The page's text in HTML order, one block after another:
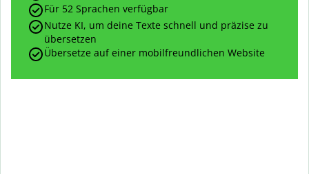
Für 52 Sprachen verfügbar
Nutze KI, um deine Texte schnell und präzise zu
übersetzen
Übersetze auf einer mobilfreundlichen Website